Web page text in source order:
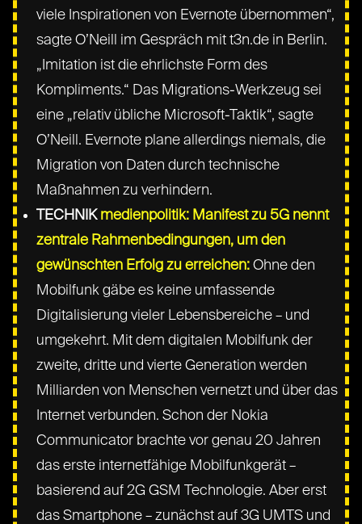
viele Inspirationen von Evernote übernommen“,
sagte O’Neill im Gespräch mit t3n.de in Berlin.
„Imitation ist die ehrlichste Form des
Kompliments.“ Das Migrations-Werkzeug sei
eine „relativ übliche Microsoft-Taktik“, sagte
O’Neill. Evernote plane allerdings niemals, die
Migration von Daten durch technische
Maßnahmen zu verhindern.
TECHNIK medienpolitik: Manifest zu 5G nennt
zentrale Rahmenbedingungen, um den
gewünschten Erfolg zu erreichen: Ohne den
Mobilfunk gäbe es keine umfassende
Digitalisierung vieler Lebensbereiche – und
umgekehrt. Mit dem digitalen Mobilfunk der
zweite, dritte und vierte Generation werden
Milliarden von Menschen vernetzt und über das
Internet verbunden. Schon der Nokia
Communicator brachte vor genau 20 Jahren
das erste internetfähige Mobilfunkgerät –
basierend auf 2G GSM Technologie. Aber erst
das Smartphone – zunächst auf 3G UMTS und